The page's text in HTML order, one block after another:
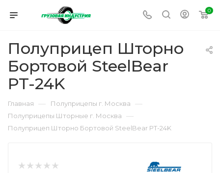
0
Полуприцеп Шторно
Бортовой SteelBear
PT-24K
Главная — Полуприцепы г. Москва —
Полуприцепы Шторные г. Москва —
Полуприцеп Шторно Бортовой SteelBear PT-24K